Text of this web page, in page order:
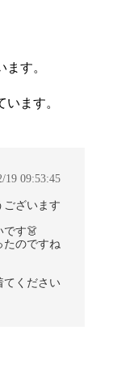
す。
ます。
19 09:53:45
ございます
です👗
たのですね
てください